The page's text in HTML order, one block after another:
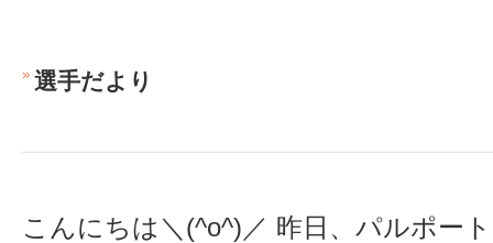
選手だより
こんにちは＼(^o^)／ 昨日、パルポー